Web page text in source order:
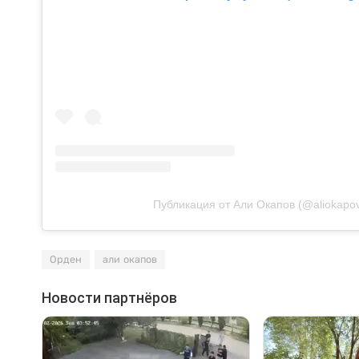
Публикация от Али Окапов
Орден али окапов